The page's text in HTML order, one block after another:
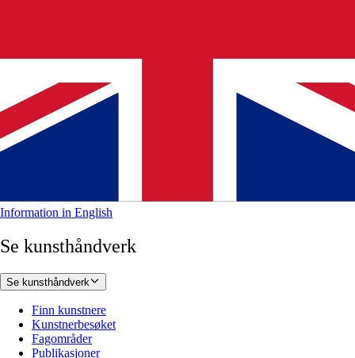
Information in English
Se kunsthåndverk
Se kunsthåndverk
Finn kunstnere
Kunstnerbesøket
Fagområder
Publikasjoner